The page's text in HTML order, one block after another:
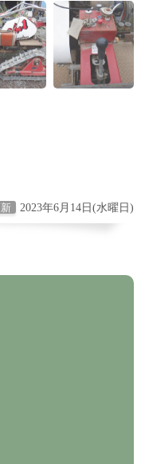
2023年6月14日(水曜日)